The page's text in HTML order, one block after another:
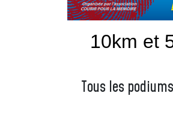
10km et
Tous les